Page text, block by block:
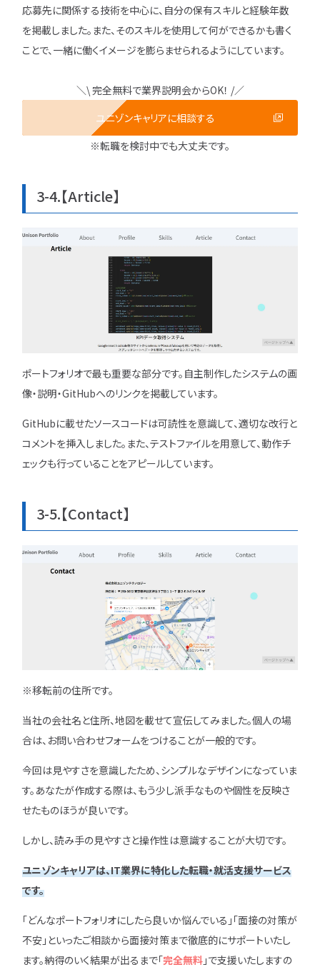
応募先に関係する技術を中心に、自分の保有スキルと経験年数
を掲載しました。また、そのスキルを使用して何ができるかも書く
ことで、一緒に働くイメージを膨らませられるようにしています。
＼\ 完全無料で業界説明会からOK！ /／
ユニゾンキャリアに相談する
※転職を検討中でも大丈夫です。
3-4.【Article】
ポートフォリオで最も重要な部分です。自主制作したシステムの画
像・説明・GitHubへのリンクを掲載しています。
GitHubに載せたソースコードは可読性を意識して、適切な改行と
コメントを挿入しました。また、テストファイルを用意して、動作チ
ェックも行っていることをアピールしています。
3-5.【Contact】
※移転前の住所です。
当社の会社名と住所、地図を載せて宣伝してみました。個人の場
合は、お問い合わせフォームをつけることが一般的です。
今回は見やすさを意識したため、シンプルなデザインになっていま
す。あなたが作成する際は、もう少し派手なものや個性を反映さ
せたものほうが良いです。
しかし、読み手の見やすさと操作性は意識することが大切です。
ユニゾンキャリアは、IT業界に特化した転職・就活支援サービス
です。
「どんなポートフォリオにしたら良いか悩んでいる」「面接の対策が
不安」といったご相談から面接対策まで徹底的にサポートいたし
ます。納得のいく結果が出るまで「完全無料 」で支援いたしますの